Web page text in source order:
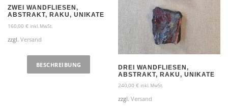
ZWEI WANDFLIESEN,
ABSTRAKT, RAKU, UNIKATE
160,00 € inkl. MwSt.
zzgl. Versand
BESCHREIBUNG
DREI WANDFLIESEN,
ABSTRAKT, RAKU, UNIKATE
240,00€ inkl. MwSt.
zzgl.Versand